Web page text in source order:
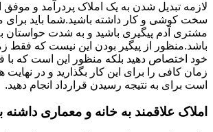
لازمه تبدیل شدن به یک املاک پردرآمد و
سخت کوشی و کار داشته باشید.شما باید برای
مشتری آدم پیگیری باشید و به شدت حواستان
باشد.منظور از پیگیر بودن این نیست که فقط
خود اختصاص دهید بلکه منظور این است که با
زمان کافی را برای این کار بگذارید و در نهایت
است برای به نتیجه رسیدن قرارداد انجام دهید.
املاک علاقمند به خانه و معماری داشنه